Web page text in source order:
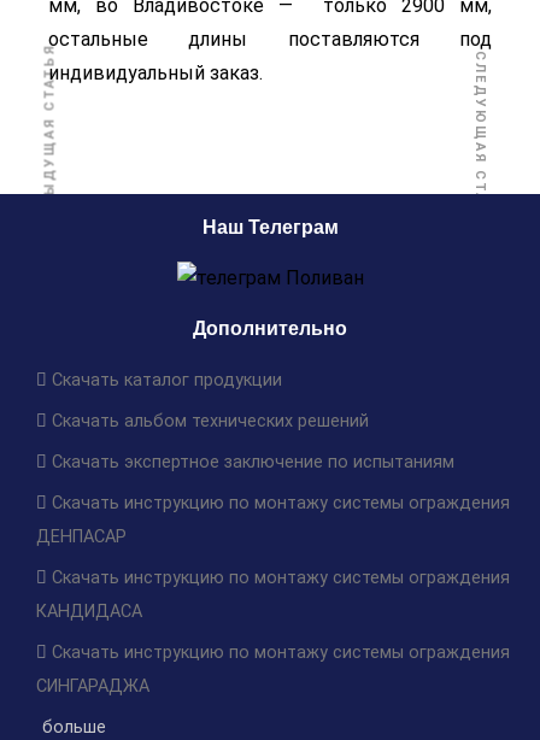
мм, во Владивостоке — только 2900 мм,
остальные длины поставляются под
индивидуальный заказ.
ПРЕДЫДУЩАЯ СТАТЬЯ СЛЕДУЮЩАЯ СТАТЬЯ
Дополнительно
Скачать каталог продукции
Скачать альбом технических решений
Скачать экспертное заключение по испытаниям
Скачать инструкцию по монтажу системы ограждения
ДЕНПАСАР
Скачать инструкцию по монтажу системы ограждения
КАНДИДАСА
Скачать инструкцию по монтажу системы ограждения
СИНГАРАДЖА
больше
Наш Телеграм